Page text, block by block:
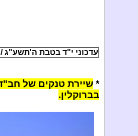
עדכוני י"ד בטבת ה'תשע"ג / 27.12.2012
*
בברוקלין.